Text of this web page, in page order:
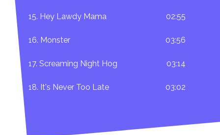
15. Hey Lawdy Mama 02:55
16. Monster 03:56
17. Screaming Night Hog 03:14
18. It's Never Too Late 03:02